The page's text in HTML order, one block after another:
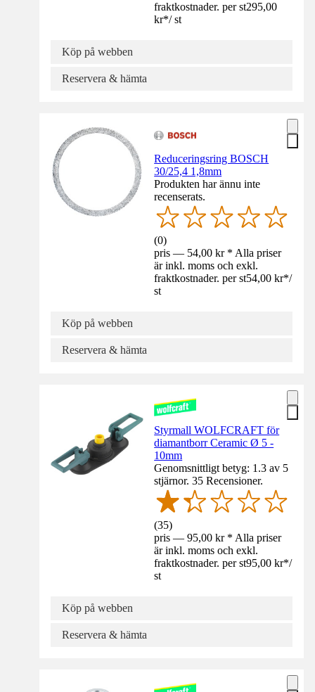
fraktkostnader. per st295,00
kr*/ st
Köp på webben
Reservera & hämta
Reduceringsring BOSCH
30/25,4 1,8mm
Produkten har ännu inte
recenserats.
(0)
pris — 54,00 kr * Alla priser
är inkl. moms och exkl.
fraktkostnader. per st54,00 kr*/
st
Köp på webben
Reservera & hämta
Styrmall WOLFCRAFT för
diamantborr Ceramic Ø 5 -
10mm
Genomsnittligt betyg: 1.3 av 5
stjärnor. 35 Recensioner.
(35)
pris — 95,00 kr * Alla priser
är inkl. moms och exkl.
fraktkostnader. per st95,00 kr*/
st
Köp på webben
Reservera & hämta